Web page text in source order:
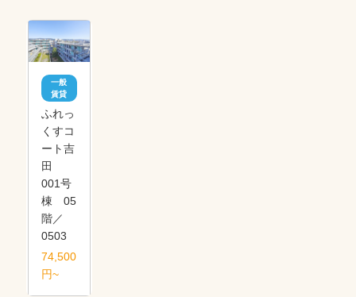
一般
賃貸
ふれっ
くすコ
ート吉
田
001号
棟 05
階／
0503
74,500
円~